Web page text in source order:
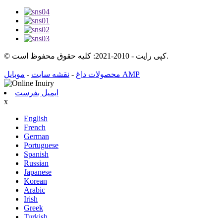
© کپی رایت - 2010-2021: کلیه حقوق محفوظ است.
محصولات داغ - نقشه سایت - موبایل AMP
ایمیل بفرست
x
English
French
German
Portuguese
Spanish
Russian
Japanese
Korean
Arabic
Irish
Greek